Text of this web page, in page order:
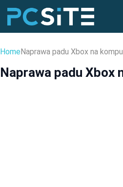
Skip
content
HomeNaprawa padu Xbox na
Naprawa padu Xbox